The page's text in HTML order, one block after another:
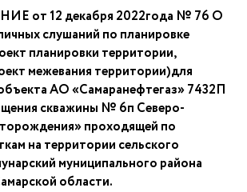
от 12 декабря 2022года № 76 О
слушаний по планировке
планировки территории,
межевания территории)для
АО «Самаранефтегаз» 7432П
скважины № 6п Северо-
проходящей по
на территории сельского
муниципального района
области.